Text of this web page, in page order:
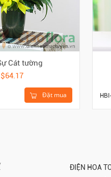
Cát tường
$64.17
Đặt mua
ĐIỆN HOA